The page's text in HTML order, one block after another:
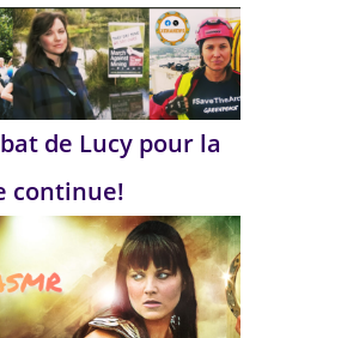
de Lucy pour la
continue!